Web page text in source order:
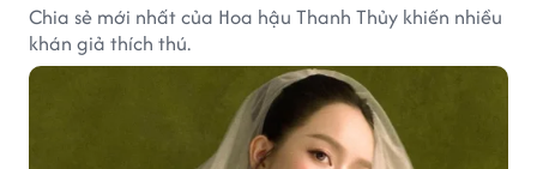
Chia sẻ mới nhất của Hoa hậu Thanh Thủy khiến nhiều
khán giả thích thú.